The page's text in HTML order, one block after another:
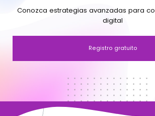
Conozca estrategias avanzadas para
digital
Registro gratuito